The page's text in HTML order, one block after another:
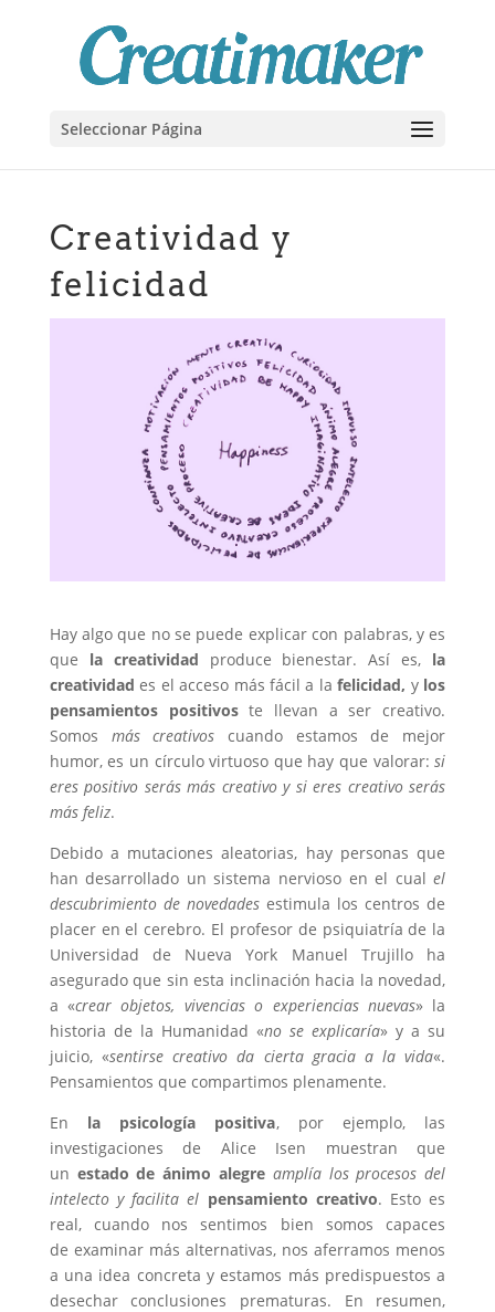
Seleccionar Página
Creatividad y
felicidad
Hay algo que no se puede explicar con palabras, y es
que la creatividad produce bienestar. Así es, la
creatividad es el acceso más fácil a lafelicidad, y los
pensamientos positivoste llevan a ser creativo.
Somos más creativos cuando estamos de mejor
humor, es un círculo virtuoso que hay que valorar:si
eres positivo serás más creativo y si eres creativo serás
más feliz.
Debido a mutaciones aleatorias, hay personas que
han desarrollado un sistema nervioso en el cualel
descubrimiento de novedadesestimula los centros de
placer en el cerebro. El profesor de psiquiatría de la
Universidad de Nueva York Manuel Trujillo ha
asegurado que sin esta inclinación hacia la novedad,
a «crear objetos, vivencias o experiencias nuevas» la
historia de la Humanidad «no se explicaría» y a su
juicio, «sentirse creativo da cierta gracia a la vida«.
Pensamientos que compartimos plenamente.
En la psicología positiva, por ejemplo, las
investigaciones de Alice Isen muestran que
un estado de ánimo alegre amplía los procesos del
intelecto y facilita el pensamiento creativo. Esto es
real, cuando nos sentimos bien somos capaces
de examinar más alternativas, nos aferramos menos
a una idea concreta y estamos más predispuestos a
desechar conclusiones prematuras. En resumen,